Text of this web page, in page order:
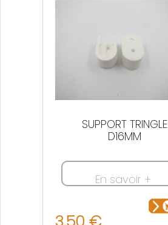
SUPPORT TRINGLE
D16MM
En savoir +